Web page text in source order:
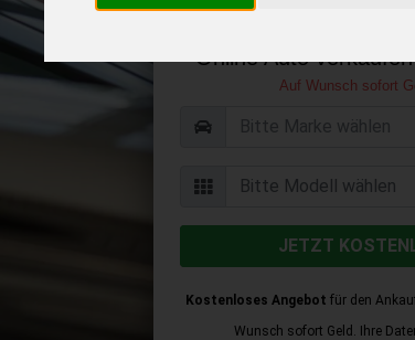
Online Auto
Auf Wunsch sofort
JETZT
Kostenloses Angebot für den
Wunsch sofort Geld. Ihre